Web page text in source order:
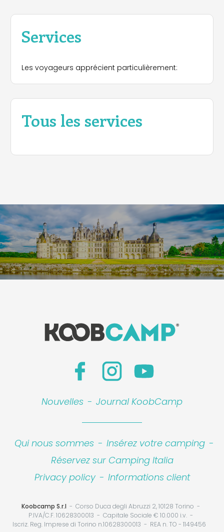
Services
Les voyageurs apprécient particulièrement:
Tous les services
Nouvelles - Journal KoobCamp
Qui nous sommes - Insérez votre camping -
Réservez sur Camping Italia
Privacy policy - Informations client
Koobcamp S.r.l
Corso Duca degli Abruzzi 2, 10128 Torino
P.IVA/C.F. 10628300013
Capitale Sociale € 10.000 i.v.
Iscriz. Reg. Imprese di Torino n.10628300013
REA n. TO - 1149456